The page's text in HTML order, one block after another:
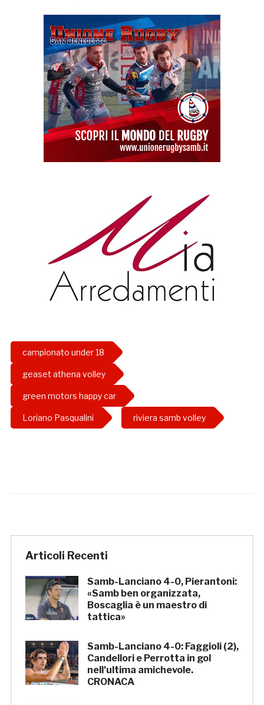
campionato under 18
geaset athena volley
green motors happy car
Loriano Pasqualini riviera samb volley
Articoli Recenti
Samb-Lanciano 4-0, Pierantoni:
«Samb ben organizzata,
Boscaglia è un maestro di
tattica»
Samb-Lanciano 4-0: Faggioli (2),
Candellori e Perrotta in gol
nell’ultima amichevole.
CRONACA